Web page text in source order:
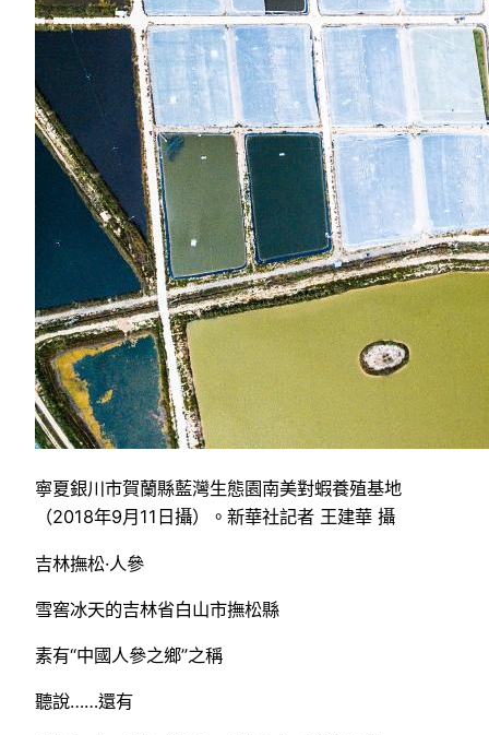
寧夏銀川市賀蘭縣藍灣生態園南美對蝦養殖基地
（2018年9月11日攝）。新華社記者 王建華 攝
吉林撫松·人參
雪窖冰天的吉林省白山市撫松縣
素有“中國人參之鄉”之稱
聽說……還有